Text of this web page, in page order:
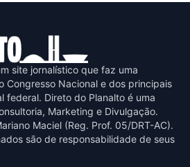
site jornalístico que faz uma
Congresso Nacional e dos principais
federal. Direto do Planalto é uma
Marketing e Divulgaçāo.
Maciel (Reg. Prof. 05/DRT-AC).
sāo de responsabilidade de seus